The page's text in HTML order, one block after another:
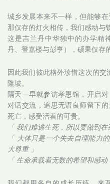
城乡发展本来不一样，但能够
那仅存的灯火相传，我们感动与
这是吉兰丹中华独中的办学精
丹、登嘉楼与彭亨），硕果仅存
因此我们彼此格外珍惜这次的
隆坡。
隔天一早就参访孝恩馆，开启
对话交流，追思无语良师留下
死亡，感受活着的可贵。
「 我们难逃生死，所以要做到
「 大体只是一个失去自理能力
大尊重 」
「 生命承载着无数的希望和感